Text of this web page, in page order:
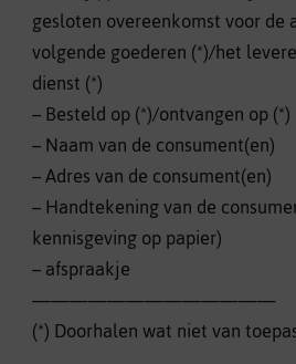
gesloten overeenkomst voor de
volgende goederen (*)/het
dienst (*)
– Besteld op (*)/ontvangen op (*)
– Naam van de consument(en)
– Adres van de consument(en)
– Handtekening van de
kennisgeving op papier)
– afspraakje
—————————————
(*) Doorhalen wat niet van